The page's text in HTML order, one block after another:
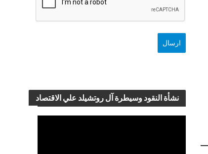
نشأة النقود وسيطرة آل روتشيلد علي الاقتصاد